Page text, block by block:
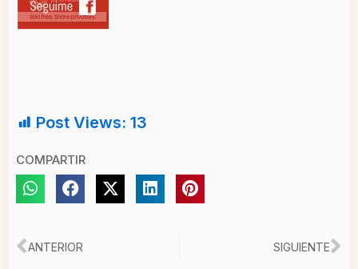
Post Views: 13
COMPARTIR
Ant
ANTERIOR SIGUIENTE